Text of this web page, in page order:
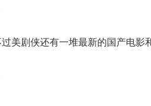
美剧侠还有一堆最新的国产电影